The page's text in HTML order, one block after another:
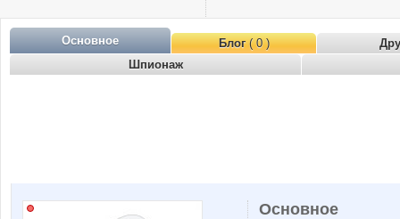
Основное Блог( 0 )
Шпионаж
Основное